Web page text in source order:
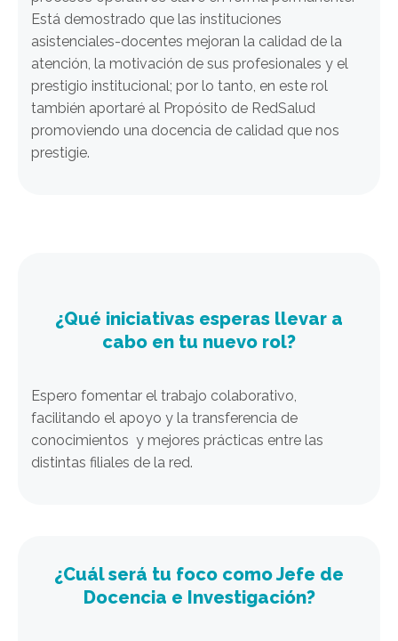
Está demostrado que las instituciones
asistenciales-docentes mejoran la calidad de la
atención, la motivación de sus profesionales y el
prestigio institucional; por lo tanto, en este rol
también aportaré al Propósito de RedSalud
promoviendo una docencia de calidad que nos
prestigie.
¿Qué iniciativas esperas llevar a
cabo en tu nuevo rol?
Espero fomentar el trabajo colaborativo,
facilitando el apoyo y la transferencia de
conocimientos y mejores prácticas entre las
distintas filiales de la red.
¿Cuál será tu foco como Jefe de
Docencia e Investigación?